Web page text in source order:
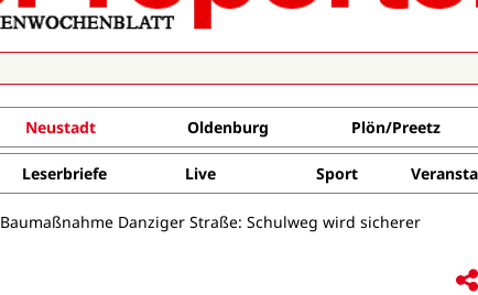
Neustadt Oldenburg Plön/Preetz
Leserbriefe Live Sport
Baumaßnahme Danziger Straße: Schulweg wird sicherer